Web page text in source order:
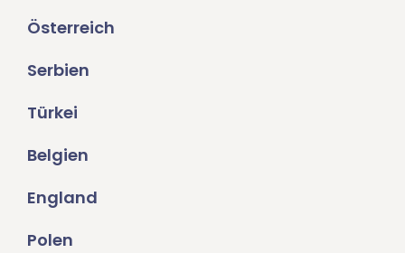
Österreich
Serbien
Türkei
Belgien
England
Polen